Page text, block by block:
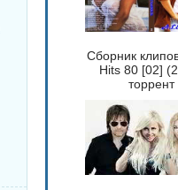
Сборник
Hits 80 [02]
торрент